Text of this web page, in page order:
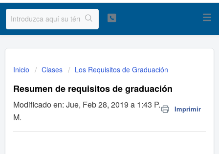
Inicio Clases Los Requisitos de Graduación
Resumen de requisitos de graduación
Imprimir
Modificado en: Jue, Feb 28, 2019 a 1:43 P.
M.